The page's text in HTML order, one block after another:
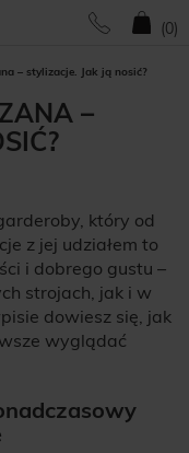
(0)
– stylizacje. Jak ją nosić?
–
który od
z jej udziałem to
i dobrego gustu –
strojach, jak i w
dowiesz się, jak
wyglądać